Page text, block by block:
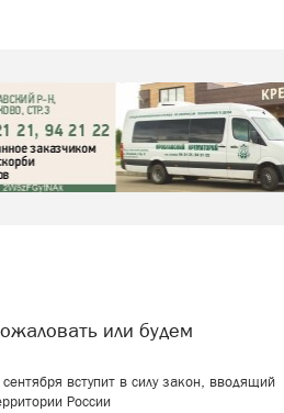
вступит в силу закон, вводящий
России